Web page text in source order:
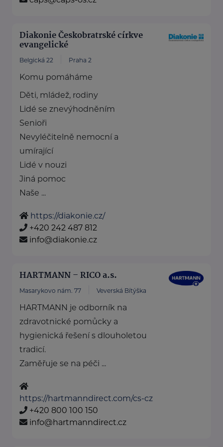
Diakonie Českobratrské církve
evangelické
Belgická 22 Praha 2
Komu pomáháme
Děti, mládež, rodiny
Lidé se znevýhodněním
Senioři
Nevyléčitelně nemocní a
umírající
Lidé v nouzi
Jiná pomoc
Naše ...
https://diakonie.cz/
+420 242 487 812
info@diakonie.cz
HARTMANN – RICO a.s.
Masarykovo nám. 77 Veverská Bítýška
HARTMANN je odborník na
zdravotnické pomůcky a
hygienická řešení s dlouholetou
tradicí.
Zaměřuje se na péči ...
https://hartmanndirect.com/cs-cz
+420 800 100 150
info@hartmanndirect.cz